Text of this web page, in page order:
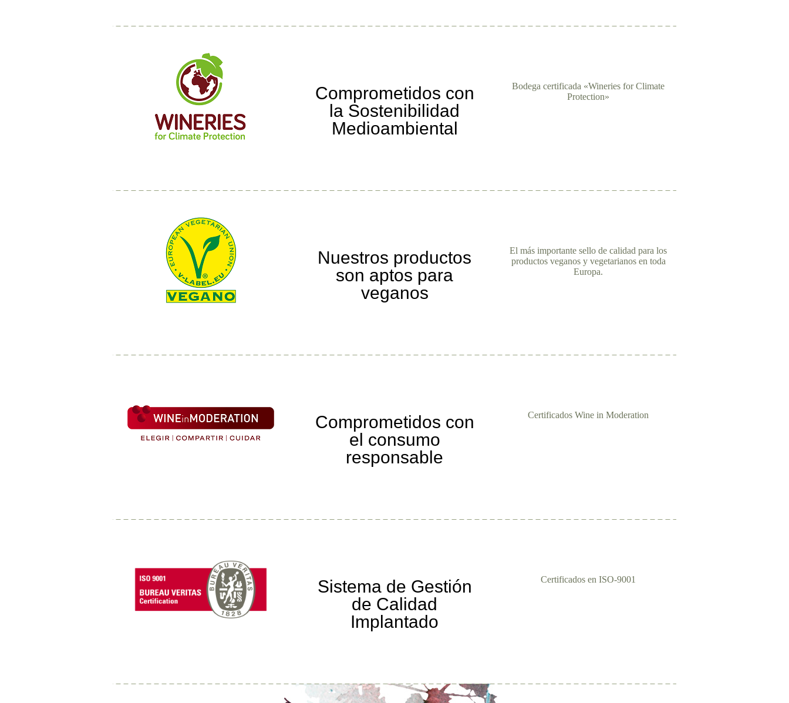
Comprometidos con
la Sostenibilidad
Medioambiental
Bodega certificada «Wineries for Climate
Protection»
Nuestros productos
son aptos para
veganos
El más importante sello de calidad para los
productos veganos y vegetarianos en toda
Europa.
Comprometidos con
el consumo
responsable
Certificados Wine in Moderation
Sistema de Gestión
de Calidad
Implantado
Certificados en ISO-9001